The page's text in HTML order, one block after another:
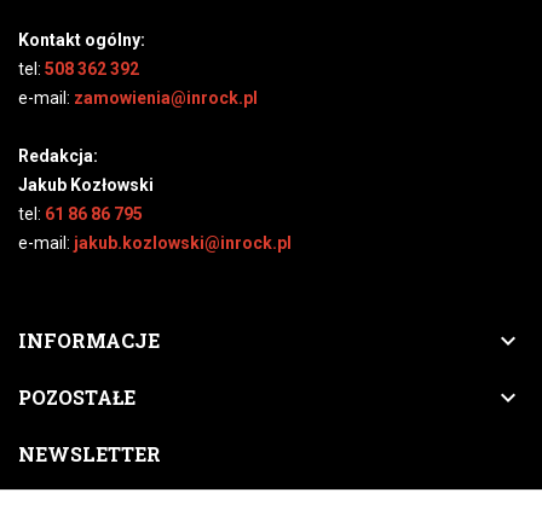
Kontakt ogólny:
tel: 508 362 392
e-mail: zamowienia@inrock.pl
Redakcja:
Jakub Kozłowski
tel: 61 86 86 795
e-mail: jakub.kozlowski@inrock.pl
INFORMACJE 
POZOSTAŁE 
NEWSLETTER